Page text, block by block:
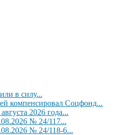
в силу...
компенсировал Соцфонд...
2026 года...
№ 24/117...
№ 24/118-6...